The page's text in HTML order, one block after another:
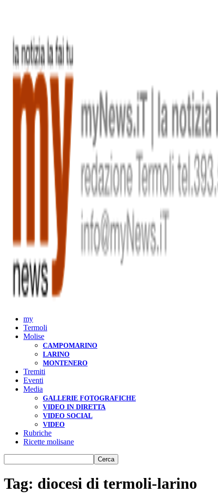
my
Termoli
Molise
CAMPOMARINO
LARINO
MONTENERO
Tremiti
Eventi
Media
GALLERIE FOTOGRAFICHE
VIDEO IN DIRETTA
VIDEO SOCIAL
VIDEO
Rubriche
Ricette molisane
Tag: diocesi di termoli-larino